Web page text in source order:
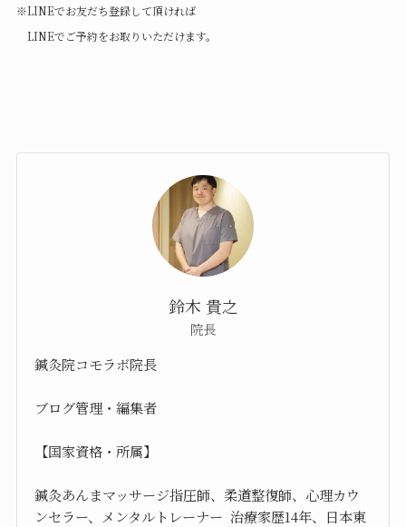
※LINEでお友だち登録して頂ければ
LINEでご予約をお取りいただけます。
鈴木 貴之
院長
鍼灸院コモラボ院長
ブログ管理・編集者
【国家資格・所属】
鍼灸あんまマッサージ指圧師、柔道整復師、心理カウ
ンセラー、メンタルトレーナー 治療家歴14年、日本東